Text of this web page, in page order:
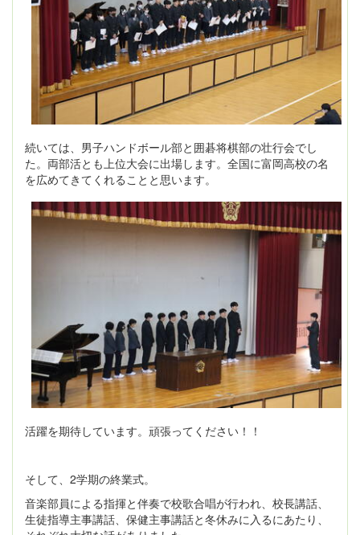
続いては、男子ハンドボール部と囲碁将棋部の壮行会でし
た。両部活とも上位大会に出場します。全国に富岡高校の名
を広めてきてくれることと思います。
活躍を期待しています。頑張ってください！！
そして、2学期の終業式。
音楽部員による指揮と伴奏で校歌合唱が行われ、校長講話、
生徒指導主事講話、保健主事講話と冬休みに入るにあたり、